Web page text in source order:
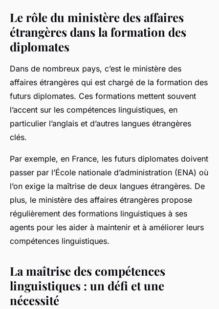
Le rôle du ministère des affaires
étrangères dans la formation des
diplomates
Dans de nombreux pays, c’est le ministère des
affaires étrangères qui est chargé de la formation des
futurs diplomates. Ces formations mettent souvent
l’accent sur les compétences linguistiques, en
particulier l’anglais et d’autres langues étrangères
clés.
Par exemple, en France, les futurs diplomates doivent
passer par l’École nationale d’administration (ENA) où
l’on exige la maîtrise de deux langues étrangères. De
plus, le ministère des affaires étrangères propose
régulièrement des formations linguistiques à ses
agents pour les aider à maintenir et à améliorer leurs
compétences linguistiques.
La maîtrise des compétences
linguistiques : un défi et une
nécessité